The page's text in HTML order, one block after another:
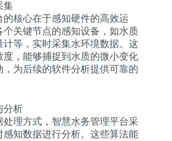
集
的核心在于感知硬件的高效运
个关键节点的感知设备，如水质
计等，实时采集水环境数据。这
度，能够捕捉到水质的微小变化
，为后续的软件分析提供可靠的
分析
处理方式，智慧水务管理平台采
感知数据进行分析。这些算法能